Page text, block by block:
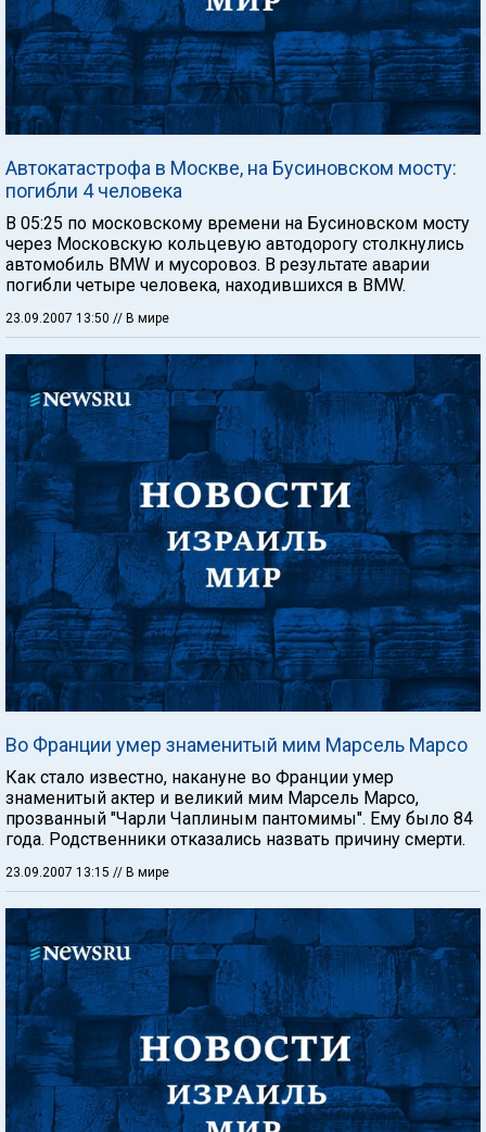
Автокатастрофа в Москве, на Бусиновском мосту:
погибли 4 человека
В 05:25 по московскому времени на Бусиновском мосту
через Московскую кольцевую автодорогу столкнулись
автомобиль BMW и мусоровоз. В результате аварии
погибли четыре человека, находившихся в BMW.
23.09.2007 13:50 // В мире
Во Франции умер знаменитый мим Марсель Марсо
Как стало известно, накануне во Франции умер
знаменитый актер и великий мим Марсель Марсо,
прозванный "Чарли Чаплиным пантомимы". Ему было 84
года. Родственники отказались назвать причину смерти.
23.09.2007 13:15 // В мире